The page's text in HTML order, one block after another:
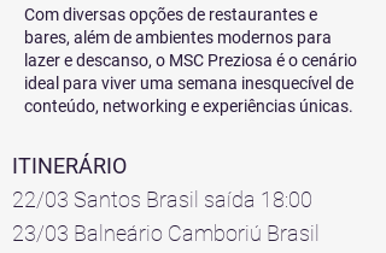
Com diversas opções de restaurantes e
bares, além de ambientes modernos para
lazer e descanso, o MSC Preziosa é o cenário
ideal para viver uma semana inesquecível de
conteúdo, networking e experiências únicas.
ITINERÁRIO
22/03 Santos Brasil saída 18:00
23/03 Balneário Camboriú Brasil